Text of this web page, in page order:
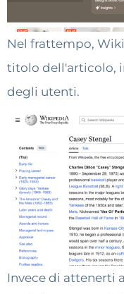
Nel frattempo,
titolo dell'articolo,
degli utenti.
Invece di attenerti